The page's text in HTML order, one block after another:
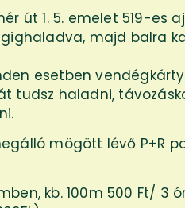
út 1. 5. emelet 519-es
majd balra
esetben
tudsz haladni,
mögött lévő P+R
kb. 100m 500 Ft/ 3